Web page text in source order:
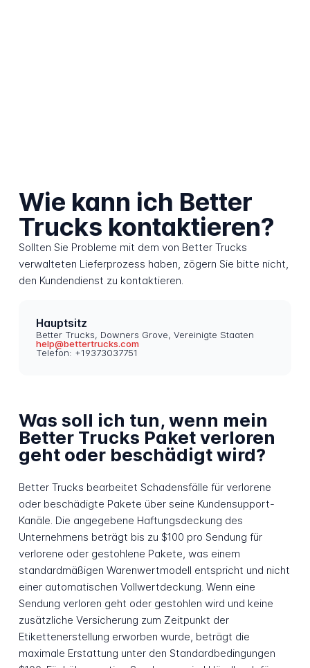
Wie kann ich Better
Trucks kontaktieren?
Sollten Sie Probleme mit dem von Better Trucks
verwalteten Lieferprozess haben, zögern Sie bitte nicht,
den Kundendienst zu kontaktieren.
Hauptsitz
Better Trucks, Downers Grove, Vereinigte Staaten
help@bettertrucks.com
Telefon: +19373037751
Was soll ich tun, wenn mein
Better Trucks Paket verloren
geht oder beschädigt wird?
Better Trucks bearbeitet Schadensfälle für verlorene
oder beschädigte Pakete über seine Kundensupport-
Kanäle. Die angegebene Haftungsdeckung des
Unternehmens beträgt bis zu $100 pro Sendung für
verlorene oder gestohlene Pakete, was einem
standardmäßigen Warenwertmodell entspricht und nicht
einer automatischen Vollwertdeckung. Wenn eine
Sendung verloren geht oder gestohlen wird und keine
zusätzliche Versicherung zum Zeitpunkt der
Etikettenerstellung erworben wurde, beträgt die
maximale Erstattung unter den Standardbedingungen